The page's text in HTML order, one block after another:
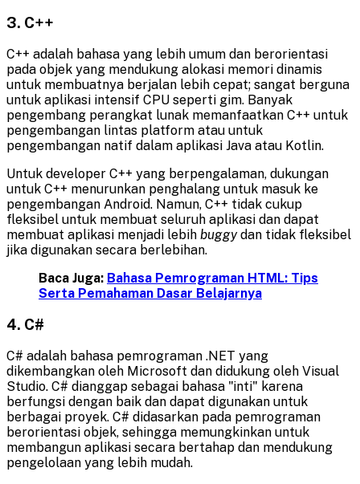
3. C++
C++ adalah bahasa yang lebih umum dan berorientasi
pada objek yang mendukung alokasi memori dinamis
untuk membuatnya berjalan lebih cepat; sangat berguna
untuk aplikasi intensif CPU seperti gim. Banyak
pengembang perangkat lunak memanfaatkan C++ untuk
pengembangan lintas platform atau untuk
pengembangan natif dalam aplikasi Java atau Kotlin.
Untuk developer C++ yang berpengalaman, dukungan
untuk C++ menurunkan penghalang untuk masuk ke
pengembangan Android. Namun, C++ tidak cukup
fleksibel untuk membuat seluruh aplikasi dan dapat
membuat aplikasi menjadi lebih buggydan tidak fleksibel
jika digunakan secara berlebihan.
Baca Juga: Bahasa Pemrograman HTML: Tips
Serta Pemahaman Dasar Belajarnya
4. C#
C# adalah bahasa pemrograman .NET yang
dikembangkan oleh Microsoft dan didukung oleh Visual
Studio. C# dianggap sebagai bahasa "inti" karena
berfungsi dengan baik dan dapat digunakan untuk
berbagai proyek. C# didasarkan pada pemrograman
berorientasi objek, sehingga memungkinkan untuk
membangun aplikasi secara bertahap dan mendukung
pengelolaan yang lebih mudah.